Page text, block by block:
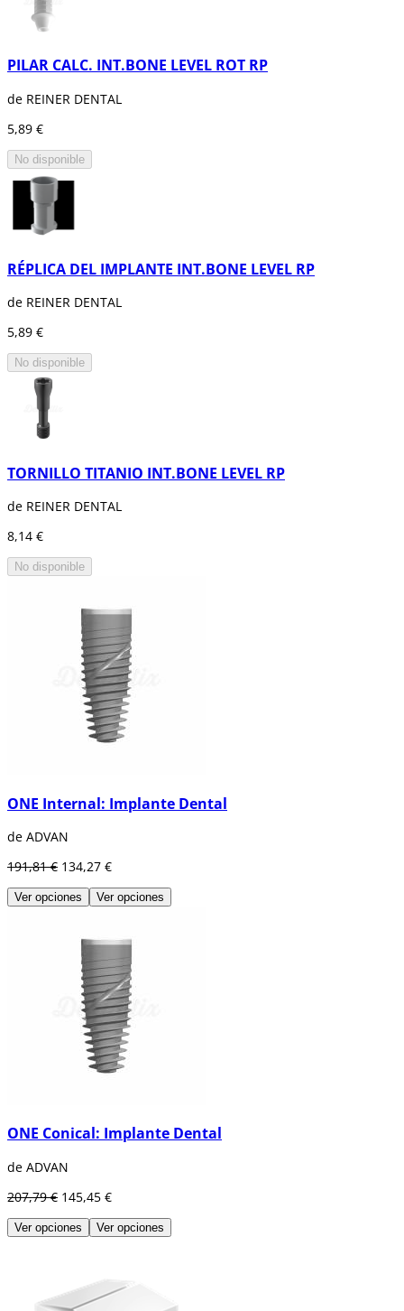
PILAR CALC. INT.BONE LEVEL ROT RP
de REINER DENTAL
5,89 €
No disponible
RÉPLICA DEL IMPLANTE INT.BONE LEVEL RP
de REINER DENTAL
5,89 €
No disponible
TORNILLO TITANIO INT.BONE LEVEL RP
de REINER DENTAL
8,14 €
No disponible
ONE Internal: Implante Dental
de ADVAN
191,81 € 134,27 €
Ver opciones Ver opciones
ONE Conical: Implante Dental
de ADVAN
207,79 € 145,45 €
Ver opciones Ver opciones